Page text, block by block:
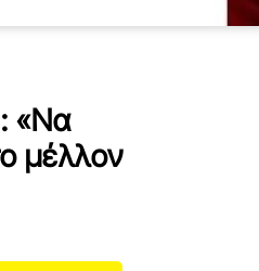
«Να
μέλλον